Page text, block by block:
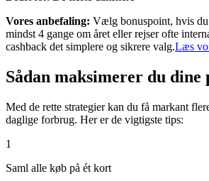
Vores anbefaling: Vælg bonuspoint, hvis
mindst 4 gange om året eller rejser ofte
cashback det simplere og sikrere valg.Læs
Sådan maksimerer du dine
Med de rette strategier kan du få markant
daglige forbrug. Her er de vigtigste tips:
1
Saml alle køb på ét kort